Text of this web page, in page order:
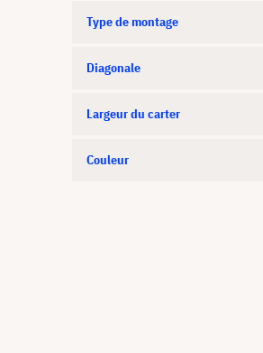
Type de montage
Diagonale
Largeur du carter
Couleur